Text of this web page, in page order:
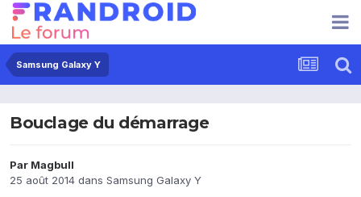
Samsung Galaxy Y
Bouclage du démarrage
Par Magbull
25 août 2014 dans Samsung Galaxy Y